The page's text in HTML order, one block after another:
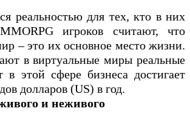
реальностью для тех, кто в них
игроков считают, что
– это их основное место жизни.
в виртуальные миры реальные
в этой сфере бизнеса достигает
долларов (US) в год.
и неживого